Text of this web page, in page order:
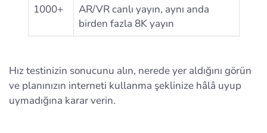
1000+
AR/VR canlı yayın, aynı anda
birden fazla 8K yayın
Hız testinizin sonucunu alın, nerede yer aldığını görün
ve planınızın interneti kullanma şeklinize hâlâ uyup
uymadığına karar verin.